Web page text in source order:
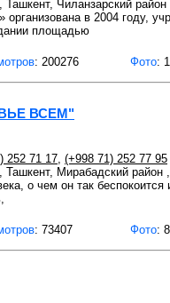
Ташкент, Чиланзарский
организована в 2004 году,
площадью
: 200276 Фото:
ВСЕМ"
252 71 17, (+998 71) 252 77 95
Ташкент, Мирабадский
о чем он так
: 73407 Фото: 8